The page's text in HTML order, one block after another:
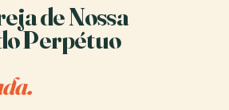
de Nossa
Perpétuo